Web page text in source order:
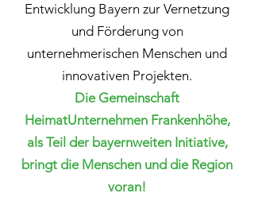
Entwicklung Bayern zur Vernetzung
und Förderung von
unternehmerischen Menschen und
innovativen Projekten.
Die Gemeinschaft
HeimatUnternehmen Frankenhöhe,
als Teil der bayernweiten Initiative,
bringt die Menschen und die Region
voran!